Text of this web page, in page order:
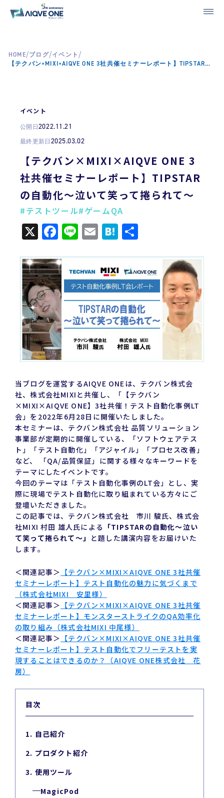
HOME/ブログ/イベント /
【テクバン×MIXI×AIQVE ONE 3社共催セミナーレポート】TIPSTARの自動化～泣いて笑って捲られて～
イベント
公開日2022.11.21
最終更新日2025.03.02
【テクバン×MIXI×AIQVE ONE 3
社共催セミナーレポート】TIPSTAR
の自動化～泣いて笑って捲られて～
#テストツール#ゲームQA
X Facebook
LineEmailHatena
当ブログを運営するAIQVE ONEは、テクバン株式会
社、株式会社MIXIと共催し、「【テクバン
×MIXI×AIQVE ONE】3社共催！テスト自動化事例LT
会」を2022年6月28日に開催いたしました。
本セミナーは、テクバン株式会社 品質ソリューション
事業部が定期的に開催している、「ソフトウェアテス
ト」「テスト自動化」「アジャイル」「プロセス改善」
など、 「QA/品質保証」に関する様々なキーワードを
テーマにしたイベントです。
今回のテーマは「テスト自動化事例のLT会」とし、実
際に現場でテスト自動化に取り組まれている方々にご
登壇いただきました。
この記事では、テクバン株式会社 市川 駿氏、株式会
社MIXI 村田 雄人氏による 「TIPSTARの自動化～泣い
て笑って捲られて～」 と題した講演内容をお届けいた
します。
＜関連記事＞ 【テクバン×MIXI×AIQVE ONE 3社共催
セミナーレポート】テスト自動化の魅力に気づくまで
（株式会社MIXI 安里様）
＜関連記事＞ 【テクバン×MIXI×AIQVE ONE 3社共催
セミナーレポート】モンスターストライクのQA効率化
の取り組み（株式会社MIXI 中尾様）
＜関連記事＞ 【テクバン×MIXI×AIQVE ONE 3社共催
セミナーレポート】テスト自動化でフリーテストを実
現することはできるのか？（AIQVE ONE株式会社 花
房）
目次
1. 自己紹介
2. プロダクト紹介
3. 使用ツール
MagicPod